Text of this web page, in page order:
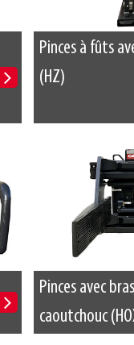
Pinces à fûts
(HZ)
Pinces avec
caoutchouc